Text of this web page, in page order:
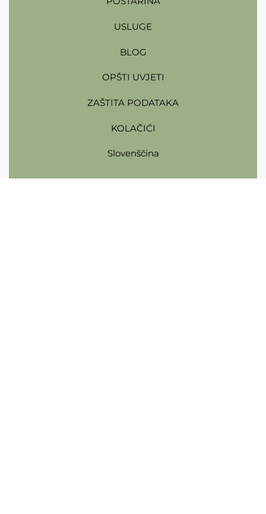
USLUGE
BLOG
OPŠTI UVJETI
ZAŠTITA PODATAKA
KOLAČIĆI
Slovenščina